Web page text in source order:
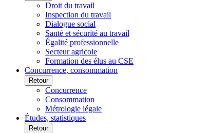
Droit du travail
Inspection du travail
Dialogue social
Santé et sécurité au travail
Égalité professionnelle
Secteur agricole
Formation des élus au CSE
Concurrence, consommation
Retour
Concurrence
Consommation
Métrologie légale
Études, statistiques
Retour